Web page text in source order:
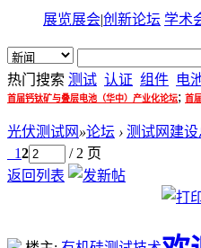
展览展会|创新论坛 学术
热门搜索 测试 认证 组件 电
首届钙钛矿与叠层电池（华中）产业化论坛; 首
光伏测试网 »论坛 › 测试网建
12
/ 2 页
返回列表